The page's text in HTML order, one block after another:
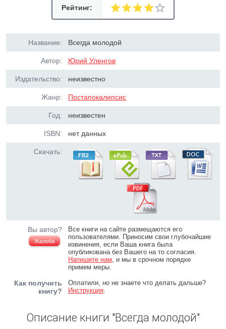
Рейтинг:
Название: Всегда молодой
Автор: Юрий Уленгов
Издательство: неизвестно
Жанр: Постапокалипсис
Год: неизвестен
ISBN: нет данных
Скачать:
Вы автор?
Жалоба
Все книги на сайте размещаются его
пользователями. Приносим свои глубочайшие
извинения, если Ваша книга была
опубликована без Вашего на то согласия.
Напишите нам, и мы в срочном порядке
примем меры.
Как получить
книгу?
Оплатили, но не знаете что делать дальше?
Инструкция.
Описание книги "Всегда молодой"